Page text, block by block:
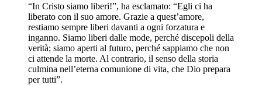
“In Cristo siamo liberi!”, ha esclamato: “Egli ci ha
liberato con il suo amore. Grazie a quest’amore,
restiamo sempre liberi davanti a ogni forzatura e
inganno. Siamo liberi dalle mode, perché discepoli della
verità; siamo aperti al futuro, perché sappiamo che non
ci attende la morte. Al contrario, il senso della storia
culmina nell’eterna comunione di vita, che Dio prepara
per tutti”.